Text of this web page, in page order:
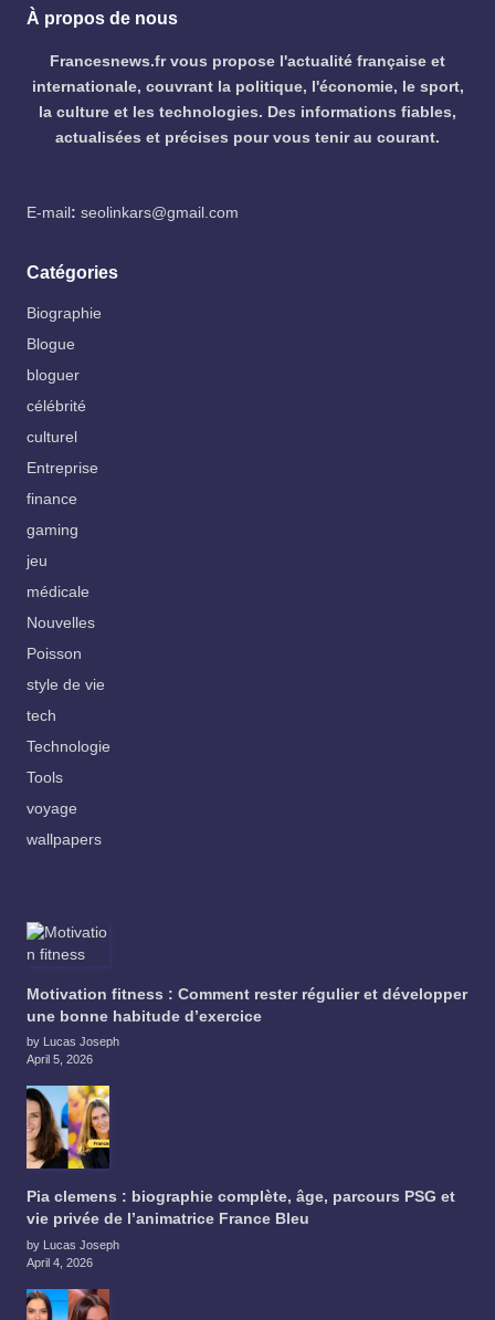
À propos de nous
Francesnews.fr vous propose l'actualité française et
internationale, couvrant la politique, l'économie, le sport,
la culture et les technologies. Des informations fiables,
actualisées et précises pour vous tenir au courant.
E-mail: seolinkars@gmail.com
Catégories
Biographie
Blogue
bloguer
célébrité
culturel
Entreprise
finance
gaming
jeu
médicale
Nouvelles
Poisson
style de vie
tech
Technologie
Tools
voyage
wallpapers
Motivation fitness : Comment rester régulier et développer
une bonne habitude d’exercice
by Lucas Joseph
April 5, 2026
Pia clemens : biographie complète, âge, parcours PSG et
vie privée de l’animatrice France Bleu
by Lucas Joseph
April 4, 2026